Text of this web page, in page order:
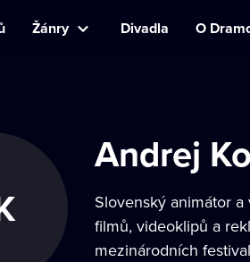
Žánry Divadla O
Andrej
Slovenský animátor
filmů, videoklipů a
mezinárodních